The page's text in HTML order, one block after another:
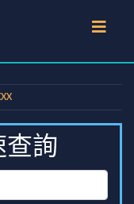
查詢